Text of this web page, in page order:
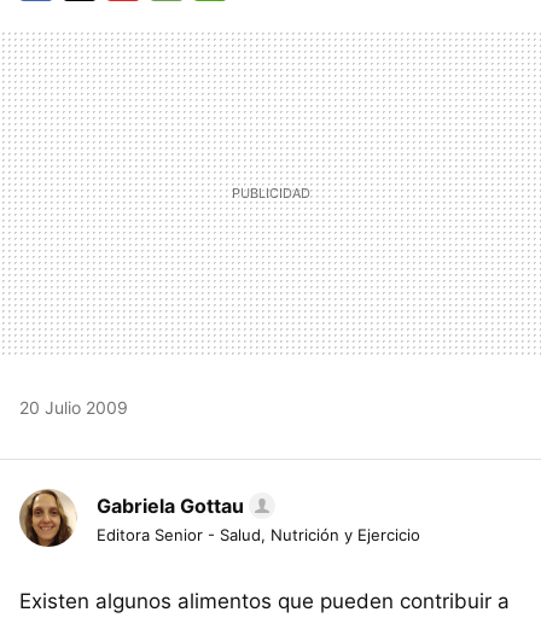
MAIL
20 Julio 2009
Gabriela Gottau
Editora Senior - Salud, Nutrición y Ejercicio
Existen algunos alimentos que pueden contribuir a